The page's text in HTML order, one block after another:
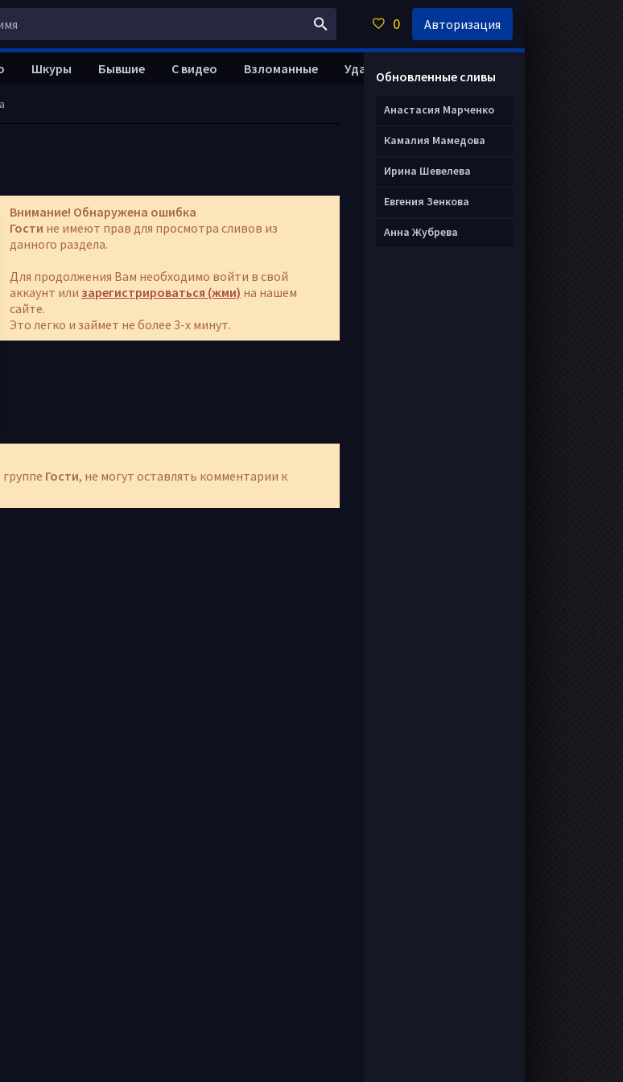
Внимание! Обнаружена ошибка
Гости не имеют прав для просмотра сливов из
данного раздела.
Для продолжения Вам необходимо войти в свой
аккаунт или зарегистрироваться (жми) на нашем
сайте.
Это легко и займет не более 3-х минут.
Гости, не могут оставлять комментарии к
Шкуры Бывшие С видео Взломанные Удалить анкету
Обновленные сливы
Анастасия Марченко
Камалия Мамедова
Ирина Шевелева
Евгения Зенкова
Анна Жубрева
0 Авторизация